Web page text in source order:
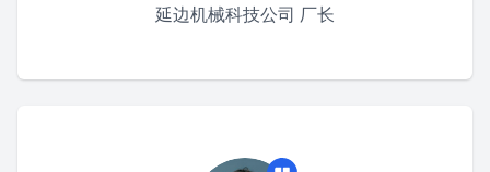
延边机械科技公司 厂长